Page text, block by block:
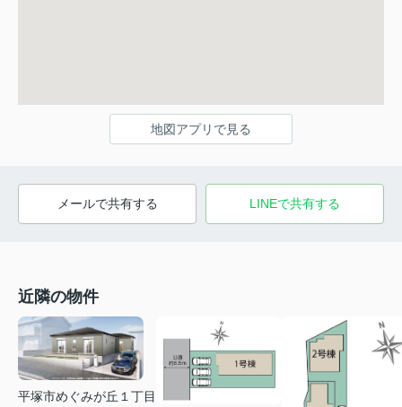
地図アプリで見る
メールで共有する LINEで共有する
近隣の物件
平塚市めぐみが丘１丁目